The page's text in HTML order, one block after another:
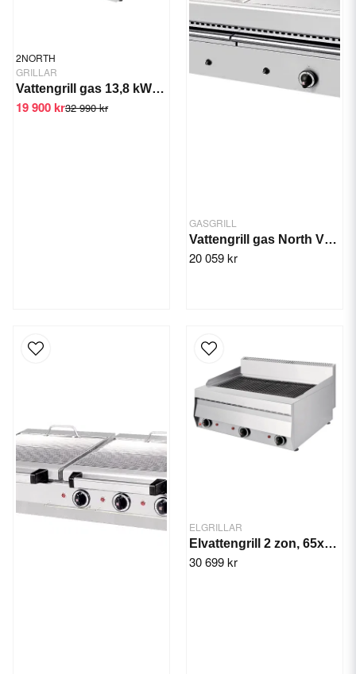
2NORTH
GRILLAR
Vattengrill gas 13,8 kW 2 brännare
32 990 kr
19 900 kr
GASGRILL
Vattengrill gas North V25, 2-zon 15,9 kW
20 059 kr
ELGRILLAR
Elvattengrill 2 zon, 65x70x30 cm
30 699 kr